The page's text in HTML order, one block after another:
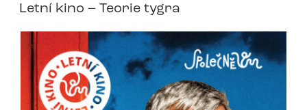
Letní kino – Teorie tygra